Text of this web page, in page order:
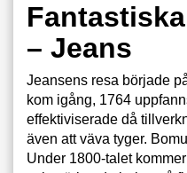
– Jeans
Jeansens resa började
kom igång, 1764
effektiviserade då
även att väva tyger.
Under 1800-talet